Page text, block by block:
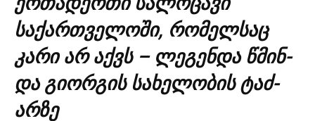
საქართველოში, რომელსაც
კარი არ აქვს – ლეგენდა წმინ­
და გი­ორ­გის სა­ხე­ლო­ბის ტაძ­
არზე